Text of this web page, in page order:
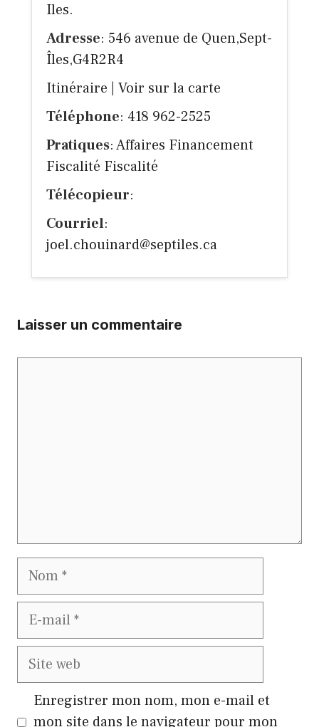
Iles.
Adresse: 546 avenue de Quen,Sept-
Îles,G4R2R4
Itinéraire
Voir sur la carte
Téléphone: 418 962-2525
Pratiques: Affaires Financement
Fiscalité Fiscalité
Télécopieur:
Courriel:
joel.chouinard@septiles.ca
Laisser un commentaire
Nom
E-
mail
Site
web
Enregistrer mon nom, mon e-mail et
mon site dans le navigateur pour mon